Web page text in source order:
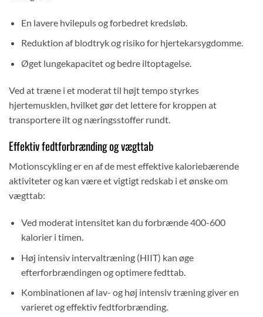
En lavere hvilepuls og forbedret kredsløb.
Reduktion af blodtryk og risiko for hjertekarsygdomme.
Øget lungekapacitet og bedre iltoptagelse.
Ved at træne i et moderat til højt tempo styrkes
hjertemusklen, hvilket gør det lettere for kroppen at
transportere ilt og næringsstoffer rundt.
Effektiv fedtforbrænding og vægttab
Motionscykling er en af de mest effektive kaloriebærende
aktiviteter og kan være et vigtigt redskab i et ønske om
vægttab:
Ved moderat intensitet kan du forbrænde 400-600
kalorier i timen.
Høj intensiv intervaltræning (HIIT) kan øge
efterforbrændingen og optimere fedttab.
Kombinationen af lav- og høj intensiv træning giver en
varieret og effektiv fedtforbrænding.